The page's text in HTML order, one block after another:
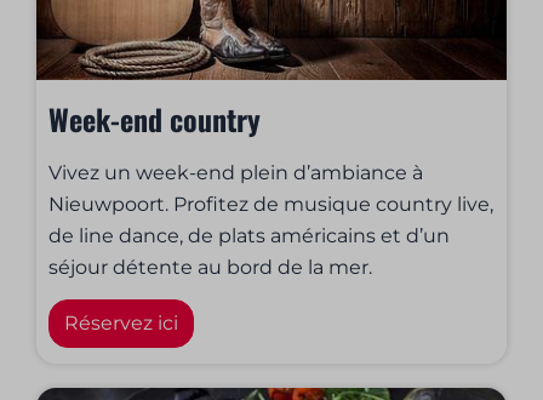
Week-end country
Vivez un week-end plein d’ambiance à
Nieuwpoort. Profitez de musique country live,
de line dance, de plats américains et d’un
séjour détente au bord de la mer.
Réservez ici